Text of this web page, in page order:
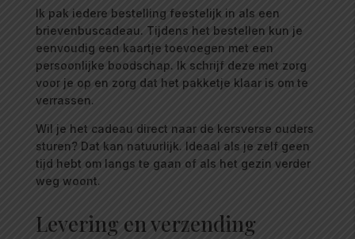
Ik pak iedere bestelling feestelijk in als een
brievenbuscadeau. Tijdens het bestellen kun je
eenvoudig een kaartje toevoegen met een
persoonlijke boodschap. Ik schrijf deze met zorg
voor je op en zorg dat het pakketje klaar is om te
verrassen.
Wil je het cadeau direct naar de kersverse ouders
sturen? Dat kan natuurlijk. Ideaal als je zelf geen
tijd hebt om langs te gaan of als het gezin verder
weg woont.
Levering en verzending